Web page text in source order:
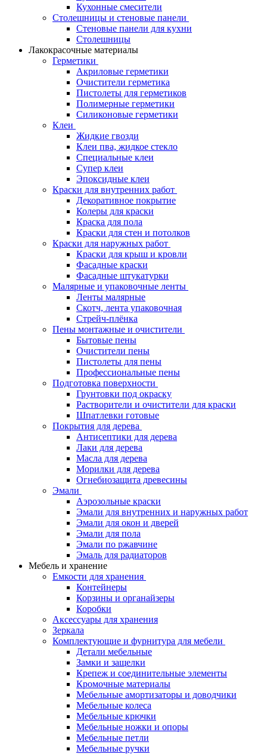
Кухонные смесители
Столешницы и стеновые панели
Стеновые панели для кухни
Столешницы
Лакокрасочные материалы
Герметики
Акриловые герметики
Очистители герметика
Пистолеты для герметиков
Полимерные герметики
Силиконовые герметики
Клеи
Жидкие гвозди
Клеи пва, жидкое стекло
Специальные клеи
Супер клеи
Эпоксидные клеи
Краски для внутренних работ
Декоративное покрытие
Колеры для краски
Краска для пола
Краски для стен и потолков
Краски для наружных работ
Краски для крыш и кровли
Фасадные краски
Фасадные штукатурки
Малярные и упаковочные ленты
Ленты малярные
Скотч, лента упаковочная
Стрейч-плёнка
Пены монтажные и очистители
Бытовые пены
Очистители пены
Пистолеты для пены
Профессиональные пены
Подготовка поверхности
Грунтовки под окраску
Растворители и очистители для краски
Шпатлевки готовые
Покрытия для дерева
Антисептики для дерева
Лаки для дерева
Масла для дерева
Морилки для дерева
Огнебиозащита древесины
Эмали
Аэрозольные краски
Эмали для внутренних и наружных работ
Эмали для окон и дверей
Эмали для пола
Эмали по ржавчине
Эмаль для радиаторов
Мебель и хранение
Емкости для хранения
Контейнеры
Корзины и органайзеры
Коробки
Аксессуары для хранения
Зеркала
Комплектующие и фурнитура для мебели
Детали мебельные
Замки и защелки
Крепеж и соединительные элементы
Кромочные материалы
Мебельные амортизаторы и доводчики
Мебельные колеса
Мебельные крючки
Мебельные ножки и опоры
Мебельные петли
Мебельные ручки